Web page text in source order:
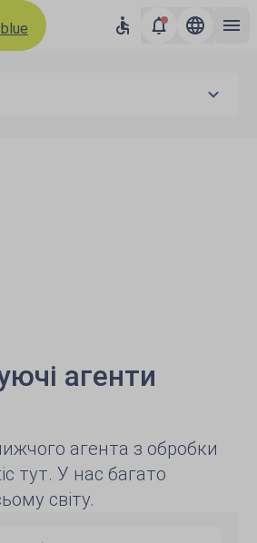
агенти
агента з обробки
тут. У нас багато
світу.